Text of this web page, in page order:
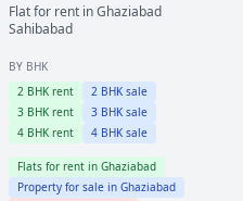
Flat for rent inGhaziabad
Sahibabad
BY BHK
2 BHK rent 2 BHK sale
3 BHK rent 3 BHK sale
4 BHK rent 4 BHK sale
Flats for rent in Ghaziabad
Property for sale in Ghaziabad